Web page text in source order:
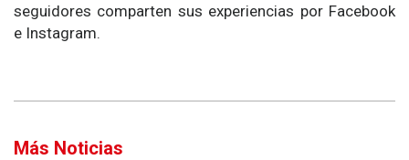
seguidores comparten sus experiencias por Facebook
e Instagram.
Más Noticias